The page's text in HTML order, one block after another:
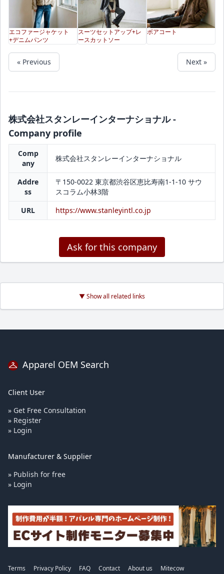
エコファージャケット
+デニムパンツ
スーツセットアップ+レ
ースカットソー
ボアコート
« Previous Next »
株式会社スタンレーインターナショナル -
Company profile
Comp
any
株式会社スタンレーインターナショナル
Addre
ss
〒150-0022 東京都渋谷区恵比寿南1-1-10 サウ
スコラム小林3階
URL
https://www.stanleyintl.co.jp
Ask for this company
▼ Show all related links
Apparel OEM Search
Client User
» Get Free Consultation
» Register
» Login
Manufacturer & Supplier
» Publish for free
» Login
Terms Privacy Policy FAQ Contact About us Mitecow